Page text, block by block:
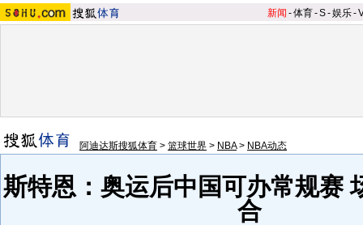
新闻 -体育-S-娱乐-
阿迪达斯搜狐体育 > 篮球世界 > NBA> NBA动态
斯特恩：奥运后中国可办常规赛
合